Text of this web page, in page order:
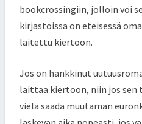
bookcrossingiin, jolloin voi
kirjastoissa on eteisessä
laitettu kiertoon.
Jos on hankkinut
laittaa kiertoon, niin jos sen
vielä saada muutaman